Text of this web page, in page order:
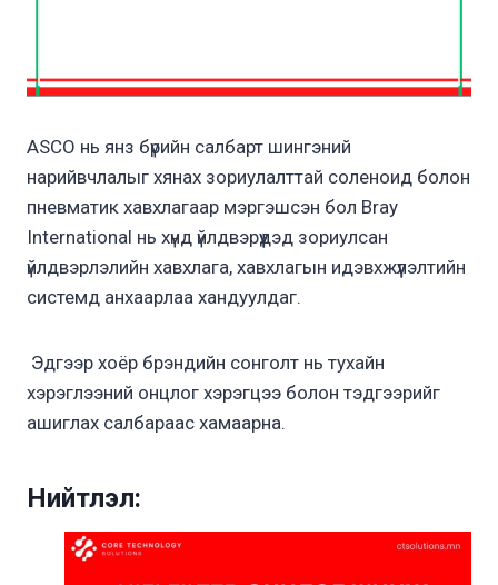
ASCO нь янз бүрийн салбарт шингэний
нарийвчлалыг хянах зориулалттай соленоид болон
пневматик хавхлагаар мэргэшсэн бол Bray
International нь хүнд үйлдвэрүүдэд зориулсан
үйлдвэрлэлийн хавхлага, хавхлагын идэвхжүүлэлтийн
системд анхаарлаа хандуулдаг.
Эдгээр хоёр брэндийн сонголт нь тухайн
хэрэглээний онцлог хэрэгцээ болон тэдгээрийг
ашиглах салбараас хамаарна.
Нийтлэл: